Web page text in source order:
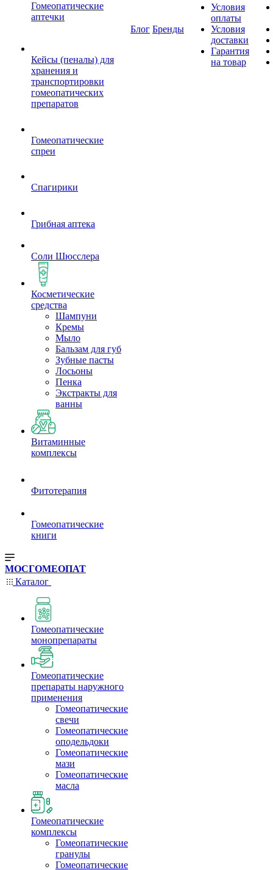
Гомеопатические
аптечки
Кейсы (пеналы) для
хранения и
транспортировки
гомеопатических
препаратов
Гомеопатические
спреи
Спагирики
Грибная аптека
Соли Шюсслера
Косметические
средства
Шампуни
Кремы
Мыло
Бальзам для губ
Зубные пасты
Лосьоны
Пенка
Экстракты для
ванны
Витаминные
комплексы
Фитотерапия
Гомеопатические
книги
Блог Бренды
Условия
оплаты
Условия
доставки
Гарантия
на товар
МОСГОМЕОПАТ
Каталог
Гомеопатические
монопрепараты
Гомеопатические
препараты наружного
применения
Гомеопатические
свечи
Гомеопатические
оподельдоки
Гомеопатические
мази
Гомеопатические
масла
Гомеопатические
комплексы
Гомеопатические
гранулы
Гомеопатические